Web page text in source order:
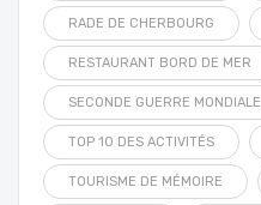
RADE DE CHERBOURG
RESTAURANT BORD DE MER
SECONDE GUERRE MONDIALE
TOP 10 DES ACTIVITÉS
TOURISME DE MÉMOIRE